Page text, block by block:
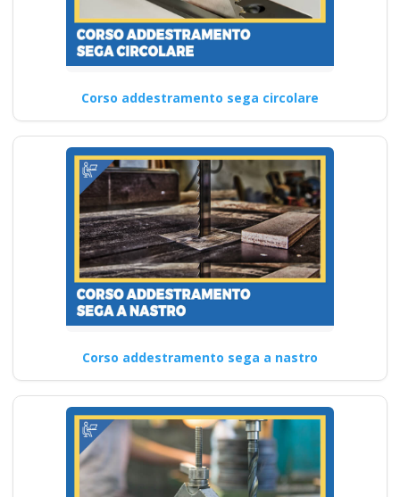
Corso addestramento sega circolare
Corso addestramento sega a nastro